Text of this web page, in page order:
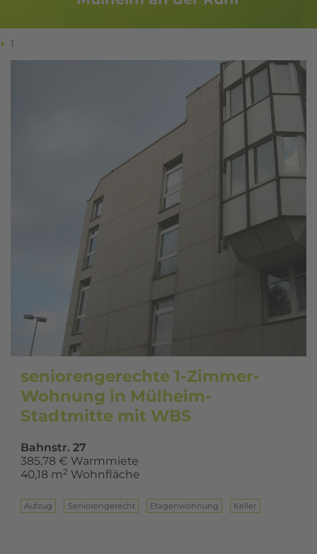
1
seniorengerechte 1-Zimmer-
Wohnung in Mülheim-
Stadtmitte mit WBS
Bahnstr. 27
385,78 € Warmmiete
40,18 m2 Wohnfläche
Aufzug Seniorengerecht Eta­gen­woh­nung Keller
zur Kenntnis
genommen. Ich stimme zu, dass meine Angaben
und Daten zur Beantwortung meiner Anfrage
elektronisch erhoben und gespeichert werden.